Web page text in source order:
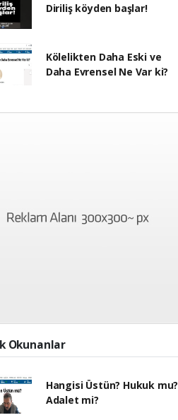
Diriliş köyden başlar!
Kölelikten Daha Eski ve
Daha Evrensel Ne Var ki?
Okunanlar
Hangisi Üstün? Hukuk mu?
Adalet mi?